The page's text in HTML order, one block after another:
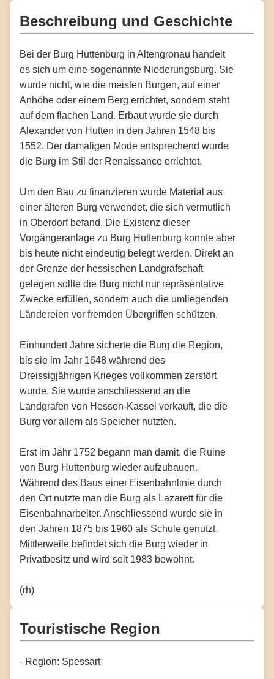
Beschreibung und Geschichte
Bei der Burg Huttenburg in Altengronau handelt
es sich um eine sogenannte Niederungsburg. Sie
wurde nicht, wie die meisten Burgen, auf einer
Anhöhe oder einem Berg errichtet, sondern steht
auf dem flachen Land. Erbaut wurde sie durch
Alexander von Hutten in den Jahren 1548 bis
1552. Der damaligen Mode entsprechend wurde
die Burg im Stil der Renaissance errichtet.
Um den Bau zu finanzieren wurde Material aus
einer älteren Burg verwendet, die sich vermutlich
in Oberdorf befand. Die Existenz dieser
Vorgängeranlage zu Burg Huttenburg konnte aber
bis heute nicht eindeutig belegt werden. Direkt an
der Grenze der hessischen Landgrafschaft
gelegen sollte die Burg nicht nur repräsentative
Zwecke erfüllen, sondern auch die umliegenden
Ländereien vor fremden Übergriffen schützen.
Einhundert Jahre sicherte die Burg die Region,
bis sie im Jahr 1648 während des
Dreissigjährigen Krieges vollkommen zerstört
wurde. Sie wurde anschliessend an die
Landgrafen von Hessen-Kassel verkauft, die die
Burg vor allem als Speicher nutzten.
Erst im Jahr 1752 begann man damit, die Ruine
von Burg Huttenburg wieder aufzubauen.
Während des Baus einer Eisenbahnlinie durch
den Ort nutzte man die Burg als Lazarett für die
Eisenbahnarbeiter. Anschliessend wurde sie in
den Jahren 1875 bis 1960 als Schule genutzt.
Mittlerweile befindet sich die Burg wieder in
Privatbesitz und wird seit 1983 bewohnt.
(rh)
Touristische Region
- Region: Spessart